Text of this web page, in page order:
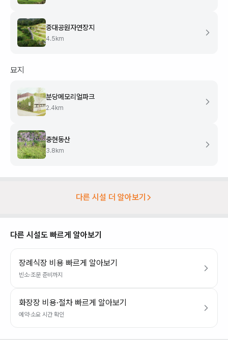
중대공원자연장지
4.5 km
묘지
분당메모리얼파크
2.4 km
충현동산
3.8 km
다른 시설 더 알아보기
다른 시설도 빠르게 알아보기
장례식장 비용 빠르게 알아보기
빈소·조문 준비까지
화장장 비용·절차 빠르게 알아보기
예약·소요 시간 확인